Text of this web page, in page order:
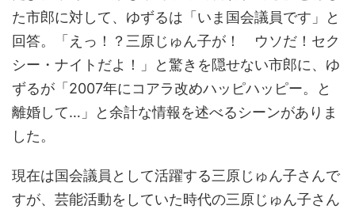
た市郎に対して、ゆずるは「いま国会議員です」と
回答。「えっ！？三原じゅん子が！ ウソだ！セク
シー・ナイトだよ！」と驚きを隠せない市郎に、ゆ
ずるが「2007年にコアラ改めハッピハッピー。と
離婚して…」と余計な情報を述べるシーンがありま
した。
現在は国会議員として活躍する三原じゅん子さんで
すが、芸能活動をしていた時代の三原じゅん子さん